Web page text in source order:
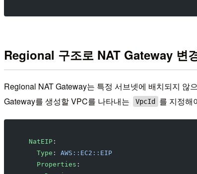
Regional 구조로 NAT Gateway 변
Regional NAT Gateway는 특정 서브넷에 배치되지 않
Gateway를 생성할 VPC를 나타내는
VpcId 를 지정해
  NatEIP
:
    Type
: AWS::EC2::EIP
    Properties
: